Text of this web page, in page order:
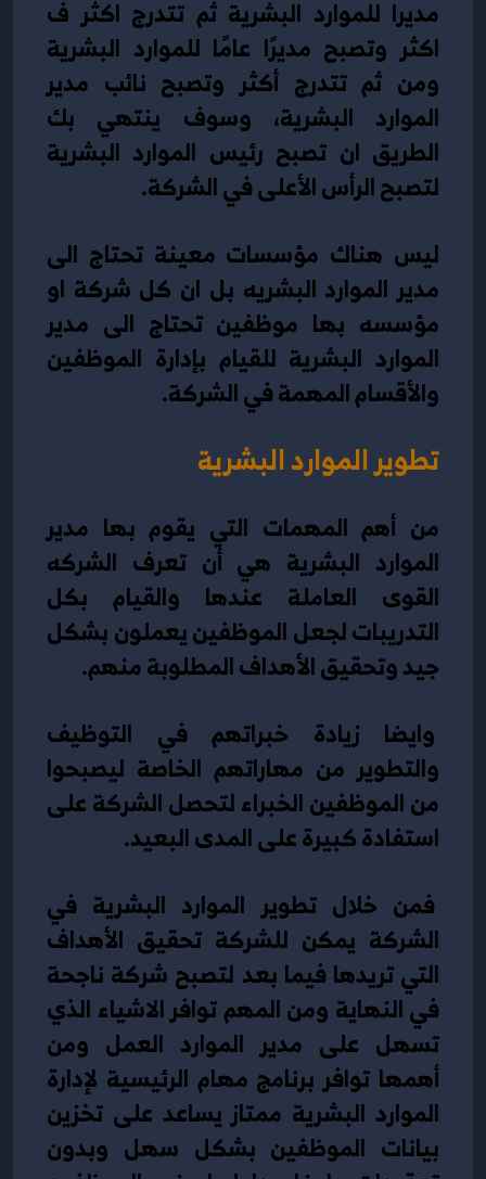
ومن ثم تتدرج أكثر وتصبح نائب مدير
لتصبح الرأس الأعلى في الشركة.
مؤسسه بها موظفين تحتاج الى مدير
والأقسام المهمة في الشركة.
تطوير الموارد البشرية
من أهم المهمات التي يقوم بها مدير
جيد وتحقيق الأهداف المطلوبة منهم.
استفادة كبيرة على المدى البعيد.
أهمها توافر برنامج
الموارد البشرية